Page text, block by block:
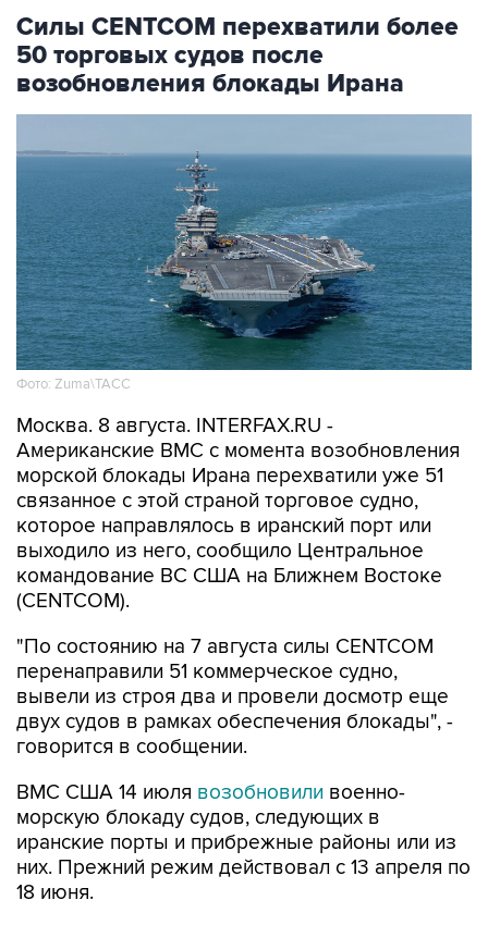
Силы CENTCOM перехватили более
50 торговых судов после
возобновления блокады Ирана
Фото: Zuma\ТАСС
Москва. 8 августа. INTERFAX.RU -
Американские ВМС с момента возобновления
морской блокады Ирана перехватили уже 51
связанное с этой страной торговое судно,
которое направлялось в иранский порт или
выходило из него, сообщило Центральное
командование ВС США на Ближнем Востоке
(CENTCOM).
"По состоянию на 7 августа силы CENTCOM
перенаправили 51 коммерческое судно,
вывели из строя два и провели досмотр еще
двух судов в рамках обеспечения блокады", -
говорится в сообщении.
ВМС США 14 июля возобновили военно-
морскую блокаду судов, следующих в
иранские порты и прибрежные районы или из
них. Прежний режим действовал с 13 апреля по
18 июня.